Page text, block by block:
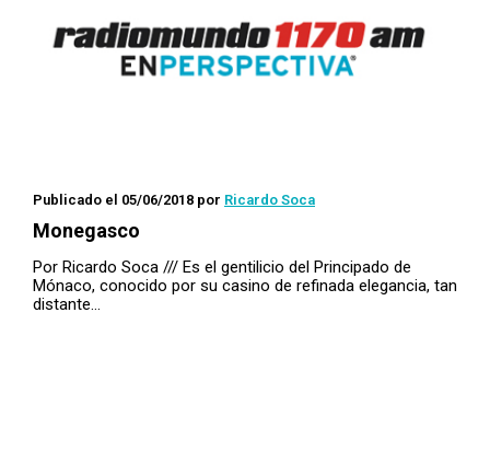
Publicado el 05/06/2018 por Ricardo Soca
Monegasco
Por Ricardo Soca /// Es el gentilicio del Principado de
Mónaco, conocido por su casino de refinada elegancia, tan
distante…